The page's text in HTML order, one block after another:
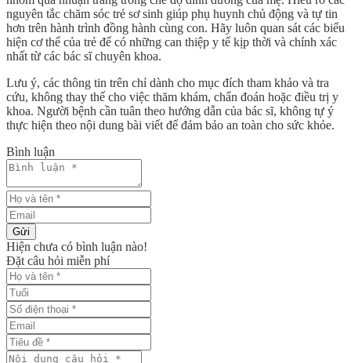
nguyên tắc chăm sóc trẻ sơ sinh giúp phụ huynh chủ động và tự tin
hơn trên hành trình đồng hành cùng con. Hãy luôn quan sát các biểu
hiện cơ thể của trẻ để có những can thiệp y tế kịp thời và chính xác
nhất từ các bác sĩ chuyên khoa.
Lưu ý, các thông tin trên chỉ dành cho mục đích tham khảo và tra
cứu, không thay thế cho việc thăm khám, chẩn đoán hoặc điều trị y
khoa. Người bệnh cần tuân theo hướng dẫn của bác sĩ, không tự ý
thực hiện theo nội dung bài viết để đảm bảo an toàn cho sức khỏe.
Bình luận
Gửi
Hiện chưa có bình luận nào!
Đặt câu hỏi miễn phí